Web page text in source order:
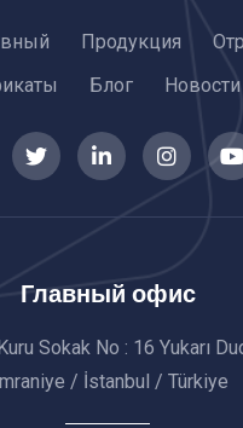
Продукция
Блог Новости
Главный офис
Sokak No : 16 Yukarı
/ İstanbul / Türkiye